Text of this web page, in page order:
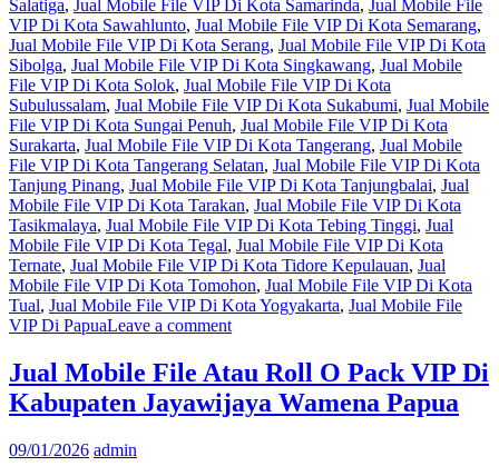
Salatiga, Jual Mobile File VIP Di Kota Samarinda, Jual Mobile File
VIP Di Kota Sawahlunto, Jual Mobile File VIP Di Kota Semarang,
Jual Mobile File VIP Di Kota Serang, Jual Mobile File VIP Di Kota
Sibolga, Jual Mobile File VIP Di Kota Singkawang, Jual Mobile
File VIP Di Kota Solok, Jual Mobile File VIP Di Kota
Subulussalam, Jual Mobile File VIP Di Kota Sukabumi, Jual Mobile
File VIP Di Kota Sungai Penuh, Jual Mobile File VIP Di Kota
Surakarta, Jual Mobile File VIP Di Kota Tangerang, Jual Mobile
File VIP Di Kota Tangerang Selatan, Jual Mobile File VIP Di Kota
Tanjung Pinang, Jual Mobile File VIP Di Kota Tanjungbalai, Jual
Mobile File VIP Di Kota Tarakan, Jual Mobile File VIP Di Kota
Tasikmalaya, Jual Mobile File VIP Di Kota Tebing Tinggi, Jual
Mobile File VIP Di Kota Tegal, Jual Mobile File VIP Di Kota
Ternate, Jual Mobile File VIP Di Kota Tidore Kepulauan, Jual
Mobile File VIP Di Kota Tomohon, Jual Mobile File VIP Di Kota
Tual, Jual Mobile File VIP Di Kota Yogyakarta, Jual Mobile File
VIP Di PapuaLeave a comment
Jual Mobile File Atau Roll O Pack VIP Di
Kabupaten Jayawijaya Wamena Papua
09/01/2026 admin